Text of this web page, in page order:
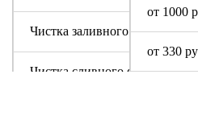
от 1000
от 330
Чистка заливного фильтра
Чистка сливного фильтра